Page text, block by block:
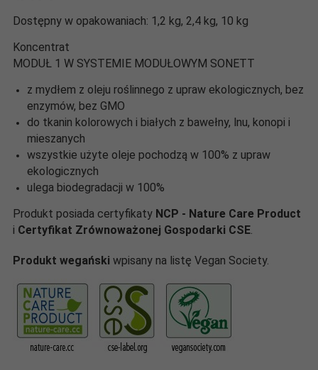
Dostępny w opakowaniach: 1,2 kg, 2,4 kg, 10 kg
Koncentrat
MODUŁ 1 W SYSTEMIE MODUŁOWYM SONETT
z mydłem z oleju roślinnego z upraw ekologicznych, bez
enzymów, bez GMO
do tkanin kolorowych i białych z bawełny, lnu, konopi i
mieszanych
wszystkie użyte oleje pochodzą w 100% z upraw
ekologicznych
ulega biodegradacji w 100%
Produkt posiada certyfikaty NCP - Nature Care Product
i Certyfikat Zrównoważonej Gospodarki CSE.
Produkt wegański wpisany na listę Vegan Society.